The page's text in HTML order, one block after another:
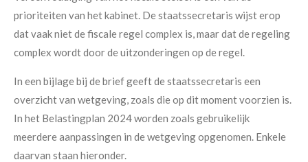
prioriteiten van het kabinet. De staatssecretaris wijst erop
dat vaak niet de fiscale regel complex is, maar dat de regeling
complex wordt door de uitzonderingen op de regel.
In een bijlage bij de brief geeft de staatssecretaris een
overzicht van wetgeving, zoals die op dit moment voorzien is.
In het Belastingplan 2024 worden zoals gebruikelijk
meerdere aanpassingen in de wetgeving opgenomen. Enkele
daarvan staan hieronder.